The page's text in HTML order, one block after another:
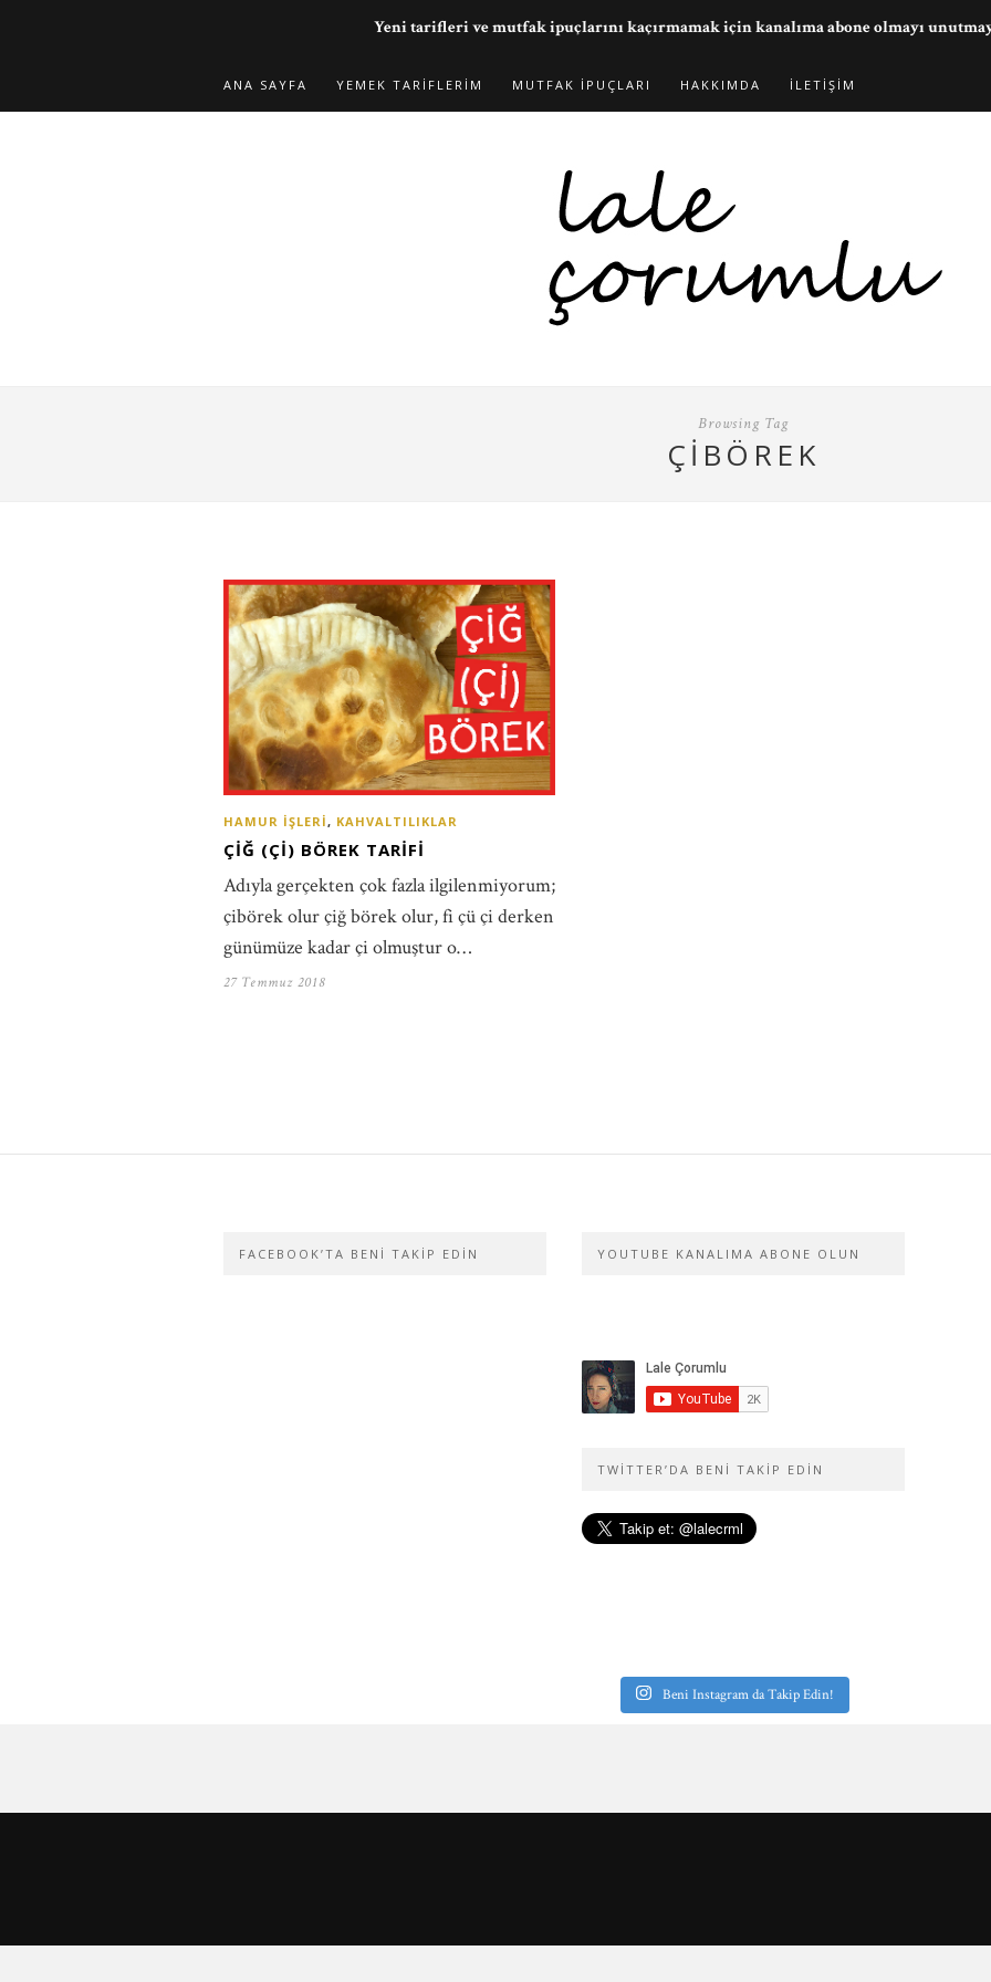
ANA SAYFA YEMEK TARIFLERIM MUTFAK İPUÇLARI HAKKIMDA İLETIŞIM
Browsing Tag
ÇIBÖREK
HAMUR İŞLERI, KAHVALTILIKLAR
ÇIĞ (ÇI) BÖREK TARIFI
Adıyla gerçekten çok fazla ilgilenmiyorum;
çibörek olur çiğ börek olur, fi çü çi derken
günümüze kadar çi olmuştur o…
27 Temmuz 2018
FACEBOOK’TA BENI TAKIP EDIN YOUTUBE KANALIMA ABONE OLUN
TWITTER’DA BENI TAKIP EDIN
Beni Instagram da Takip Edin!
Yeni tarifleri ve mutfak ipuçlarını kaçırmamak için kanalıma abone olmayı